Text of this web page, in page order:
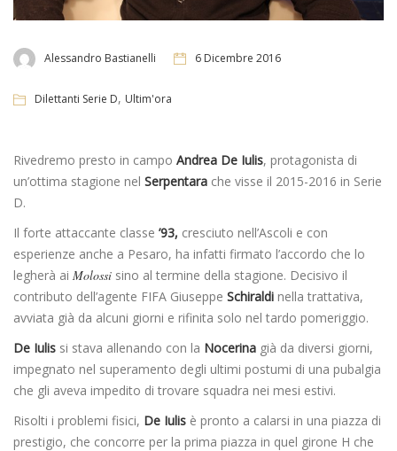
Alessandro Bastianelli 6 Dicembre 2016
Dilettanti Serie D, Ultim'ora
Rivedremo presto in campo Andrea De Iulis, protagonista di
un’ottima stagione nel Serpentara che visse il 2015-2016 in Serie
D.
Il forte attaccante classe ’93, cresciuto nell’Ascoli e con
esperienze anche a Pesaro, ha infatti firmato l’accordo che lo
legherà ai Molossi sino al termine della stagione. Decisivo il
contributo dell’agente FIFA Giuseppe Schiraldi nella trattativa,
avviata già da alcuni giorni e rifinita solo nel tardo pomeriggio.
De Iulis si stava allenando con la Nocerina già da diversi giorni,
impegnato nel superamento degli ultimi postumi di una pubalgia
che gli aveva impedito di trovare squadra nei mesi estivi.
Risolti i problemi fisici, De Iulis è pronto a calarsi in una piazza di
prestigio, che concorre per la prima piazza in quel girone H che